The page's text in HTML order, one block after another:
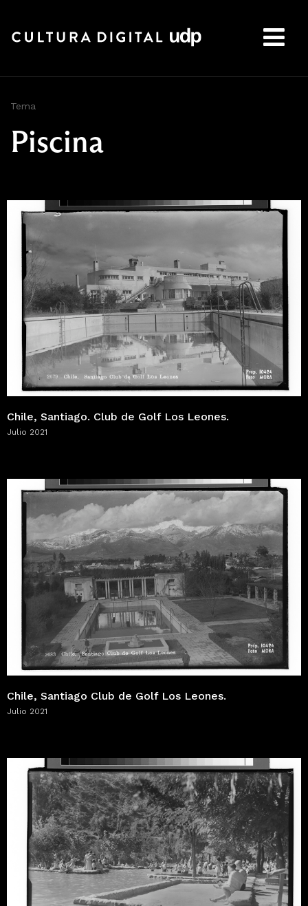
Tema
Piscina
Chile, Santiago. Club de Golf Los Leones.
Julio 2021
Chile, Santiago Club de Golf Los Leones.
Julio 2021